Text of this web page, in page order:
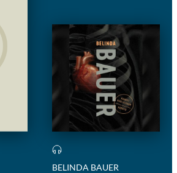
BELINDA BAUER